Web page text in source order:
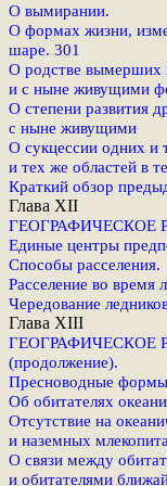
О вымирании.
О формах жизни,
шаре. 301
О родстве вымерших
и с ныне живущими
О степени развития
с ныне живущими
О сукцессии одних и
и тех же областей в
Краткий обзор
Глава XII
ГЕОГРАФИЧЕСКОЕ
Единые центры
Способы расселения.
Расселение во время
Чередование
Глава XIII
ГЕОГРАФИЧЕСКОЕ
(продолжение).
Пресноводные
Об обитателях
Отсутствие на
и наземных
О связи между
и обитателями